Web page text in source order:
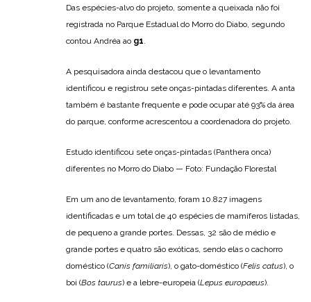
Das espécies-alvo do projeto, somente a queixada não foi
registrada no Parque Estadual do Morro do Diabo, segundo
contou Andréa ao g1
A pesquisadora ainda destacou que o levantamento
identificou e registrou sete onças-pintadas diferentes. A anta
também é bastante frequente e pode ocupar até 93% da área
do parque, conforme acrescentou a coordenadora do projeto.
Estudo identificou sete onças-pintadas (Panthera onca)
diferentes no Morro do Diabo — Foto: Fundação Florestal
Em um ano de levantamento, foram 10.827 imagens
identificadas e um total de 40 espécies de mamíferos listadas,
de pequeno a grande portes. Dessas, 32 são de médio e
grande portes e quatro são exóticas, sendo elas o cachorro
doméstico (Canis familiaris), o gato-doméstico (Felis catus), o
boi (Bos taurus) e a lebre-europeia (Lepus europaeus).